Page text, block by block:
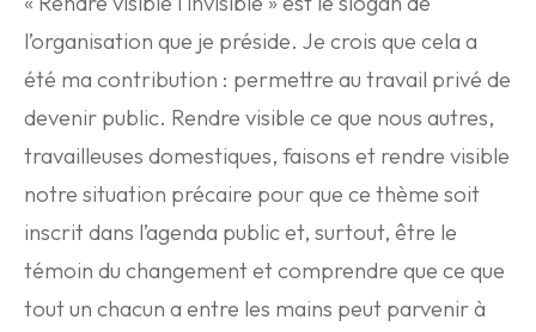
l’organisation que je préside. Je crois que cela a
été ma contribution : permettre au travail privé de
devenir public. Rendre visible ce que nous autres,
travailleuses domestiques, faisons et rendre visible
notre situation précaire pour que ce thème soit
inscrit dans l’agenda public et, surtout, être le
témoin du changement et comprendre que ce que
tout un chacun a entre les mains peut parvenir à